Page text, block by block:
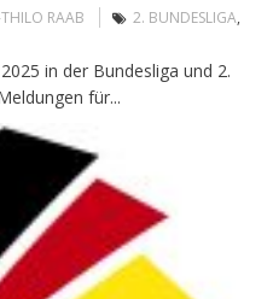
RAAB 2. BUNDESLIGA,
in der Bundesliga und 2.
für...